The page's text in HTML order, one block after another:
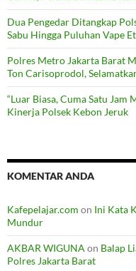
Dua Pengedar Ditangkap
Sabu Hingga Puluhan Vape
Polres Metro Jakarta Barat
Ton Carisoprodol,
“Luar Biasa, Cuma Satu Jam
Kinerja Polsek Kebon Jeruk
KOMENTAR ANDA
Kafepelajar.com on Ini Kata
Mundur
AKBAR WIGUNA on Balap
Polres Jakarta Barat